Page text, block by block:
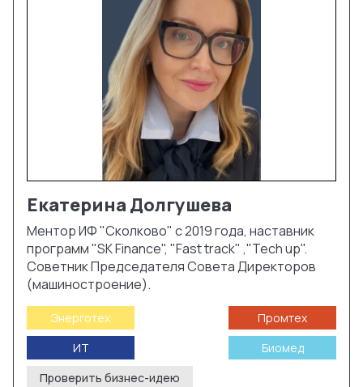
Екатерина Долгушева
Ментор ИФ "Сколково" с 2019 года, наставник
программ "SK Finance", "Fast track" ,"Tech up".
Советник Председателя Совета Директоров
(машиностроение).
Энерготех
Промтех
ИТ
Биомед
Проверить бизнес-идею